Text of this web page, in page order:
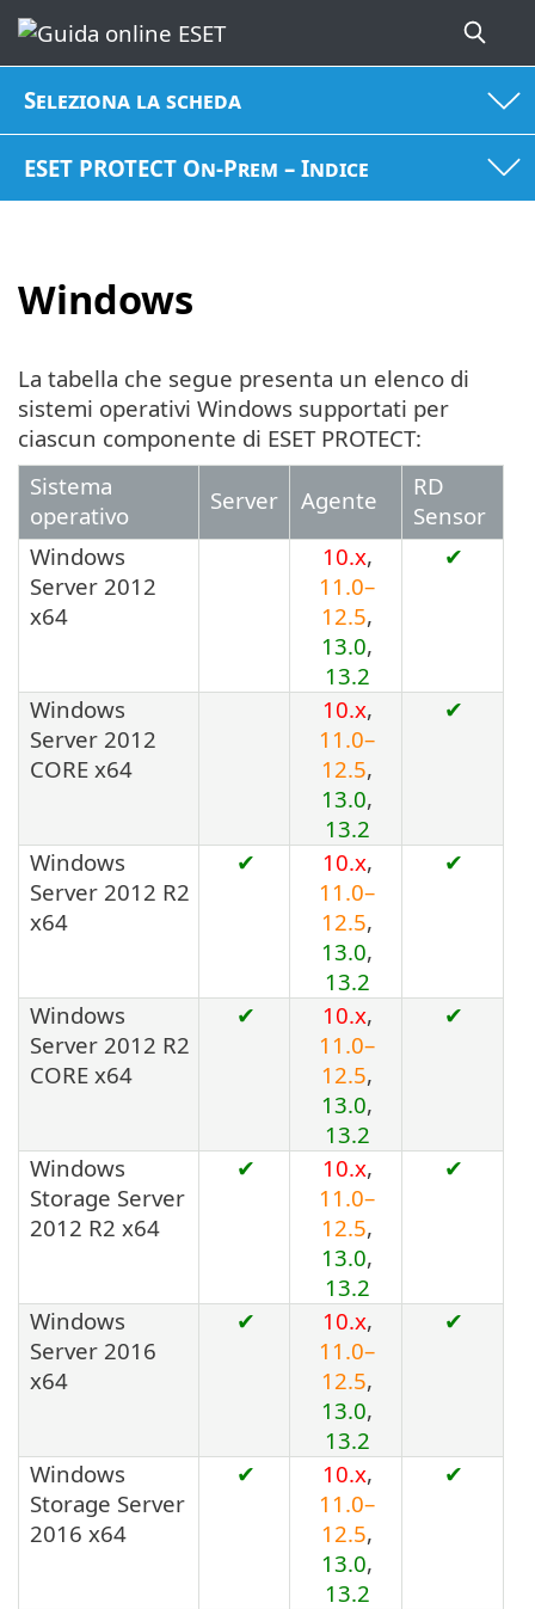
Seleziona la scheda
ESET PROTECT On-Prem – Indice
Windows
La tabella che segue presenta un elenco di
sistemi operativi Windows supportati per
ciascun componente di ESET PROTECT:
Sistema
operativo
Server Agente
RD
Sensor
Windows
Server 2012
x64
10.x,
11.0–
12.5,
13.0,
13.2
✔
Windows
Server 2012
CORE x64
10.x,
11.0–
12.5,
13.0,
13.2
✔
Windows
Server 2012 R2
x64
✔ 10.x,
11.0–
12.5,
13.0,
13.2
✔
Windows
Server 2012 R2
CORE x64
✔ 10.x,
11.0–
12.5,
13.0,
13.2
✔
Windows
Storage Server
2012 R2 x64
✔ 10.x,
11.0–
12.5,
13.0,
13.2
✔
Windows
Server 2016
x64
✔ 10.x,
11.0–
12.5,
13.0,
13.2
✔
Windows
Storage Server
2016 x64
✔ 10.x,
11.0–
12.5,
13.0,
13.2
✔